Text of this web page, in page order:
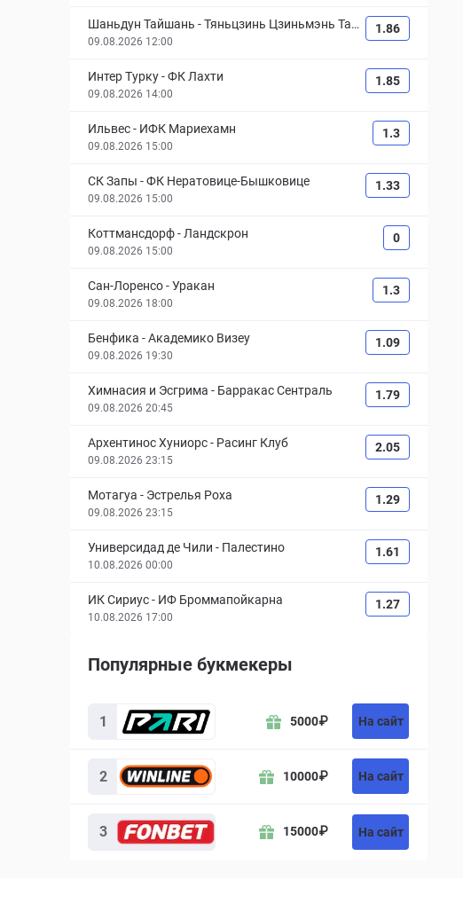
Шаньдун Тайшань -Тяньцзинь Цзиньмэнь Тайг
ер
09.08.2026 12:00
1.86
Интер Турку-ФК Лахти
09.08.2026 14:00
1.85
Ильвес- ИФК Мариехамн
09.08.2026 15:00
1.3
СК Запы -ФК Нератовице-Бышковице
09.08.2026 15:00
1.33
Коттмансдорф- Ландскрон
09.08.2026 15:00
0
Сан-Лоренсо-Уракан
09.08.2026 18:00
1.3
Бенфика -Академико Визеу
09.08.2026 19:30
1.09
Химнасия и Эсгрима - Барракас Сентраль
09.08.2026 20:45
1.79
Архентинос Хуниорс- Расинг Клуб
09.08.2026 23:15
2.05
Мотагуа - Эстрелья Роха
09.08.2026 23:15
1.29
Универсидад де Чили - Палестино
10.08.2026 00:00
1.61
ИК Сириус- ИФ Броммапойкарна
10.08.2026 17:00
1.27
Популярные букмекеры
1 5000₽ На сайт
2 10000₽ На сайт
3 15000₽ На сайт